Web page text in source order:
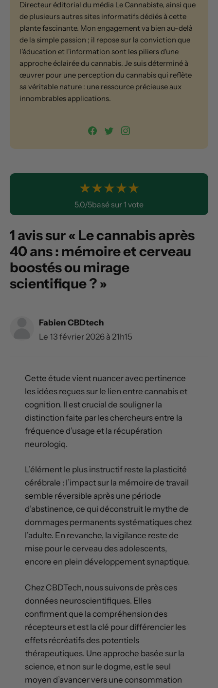
Directeur éditorial du média Le Cannabiste, ainsi que
de plusieurs autres sites informatifs dédiés à cette
plante fascinante. Mon engagement va bien au-delà
de la simple passion ; il repose sur la conviction que
l'éducation et l'information sont les piliers d'une
approche éclairée du cannabis. Je suis déterminé à
œuvrer pour une perception du cannabis qui reflète
sa véritable nature : une ressource précieuse aux
innombrables applications.
★★★★★
5.0/5basé sur 1 vote
1 avis sur « Le cannabis après
40 ans : mémoire et cerveau
boostés ou mirage
scientifique ? »
Fabien CBDtech
Le 13 février 2026 à 21h15
Cette étude vient nuancer avec pertinence
les idées reçues sur le lien entre cannabis et
cognition. Il est crucial de souligner la
distinction faite par les chercheurs entre la
fréquence d’usage et la récupération
neurologiq.
L’élément le plus instructif reste la plasticité
cérébrale : l’impact sur la mémoire de travail
semble réversible après une période
d’abstinence, ce qui déconstruit le mythe de
dommages permanents systématiques chez
l’adulte. En revanche, la vigilance reste de
mise pour le cerveau des adolescents,
encore en plein développement synaptique.
Chez CBDTech, nous suivons de près ces
données neuroscientifiques. Elles
confirment que la compréhension des
récepteurs et est la clé pour différencier les
effets récréatifs des potentiels
thérapeutiques. Une approche basée sur la
science, et non sur le dogme, est le seul
moyen d’avancer vers une consommation